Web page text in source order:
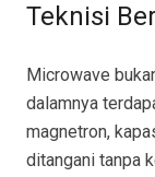
Teknisi
Microwave
dalamnya
magnetron,
ditangani tanpa